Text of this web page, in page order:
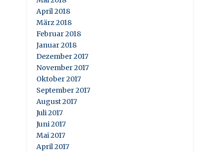
April 2018
März 2018
Februar 2018
Januar 2018
Dezember 2017
November 2017
Oktober 2017
September 2017
August 2017
Juli 2017
Juni 2017
Mai 2017
April 2017